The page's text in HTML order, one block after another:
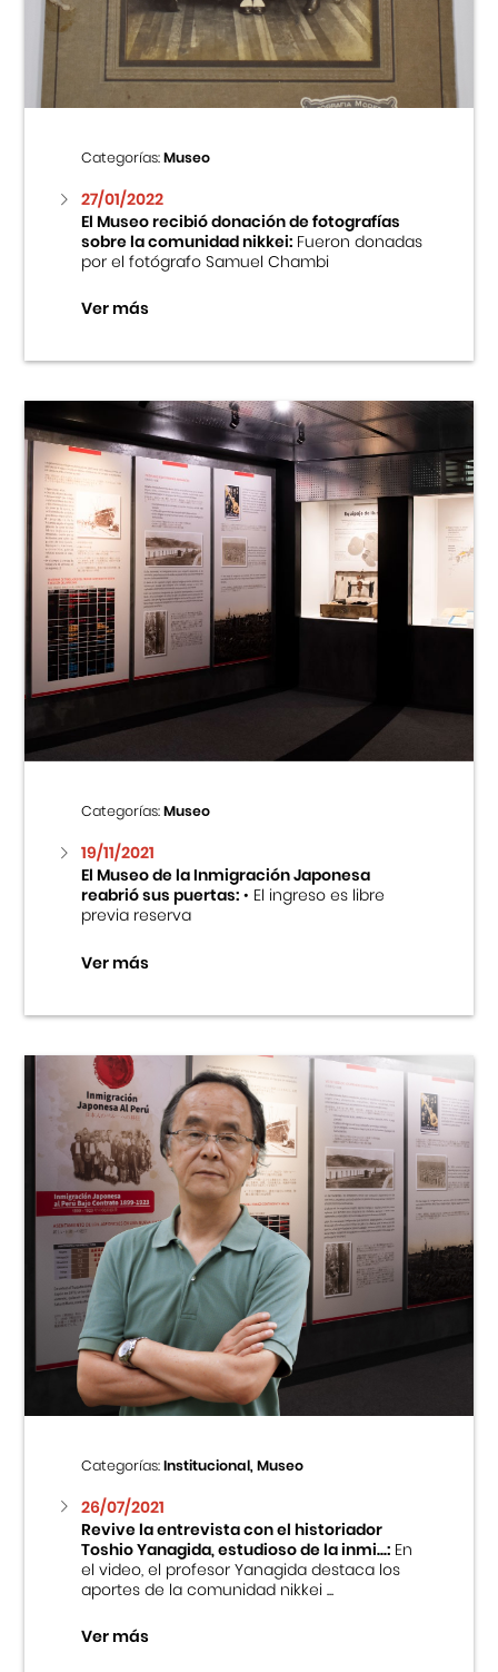
Centro Cultural Peruano Japonés
Museo de la Inmigración Japonesa
Fondo Editorial
Teatro Peruano Japonés
Categorías:Museo
27/01/2022
El Museo recibió donación de fotografías
sobre la comunidad nikkei:Fueron donadas
por el fotógrafo Samuel Chambi
Ver más
Categorías:Museo
19/11/2021
El Museo de la Inmigración Japonesa
reabrió sus puertas:• El ingreso es libre
previa reserva
Ver más
Categorías:Institucional, Museo
26/07/2021
Revive la entrevista con el historiador
Toshio Yanagida, estudioso de la inmi...:En
el video, el profesor Yanagida destaca los
aportes de la comunidad nikkei ...
Ver más